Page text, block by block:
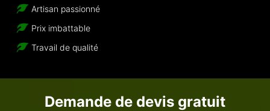
Artisan passionné
Prix imbattable
Travail de qualité
Demande de devis gratuit